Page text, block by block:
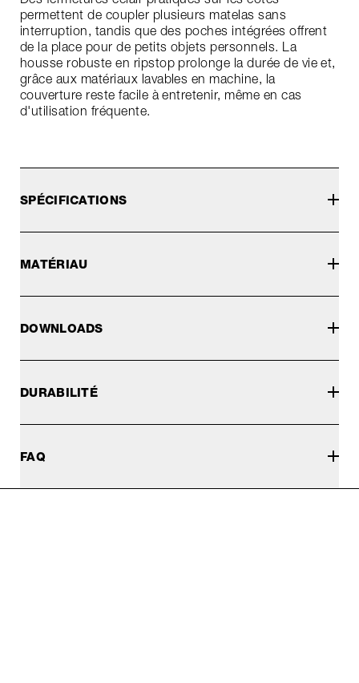
permettent de coupler plusieurs matelas sans
interruption, tandis que des poches intégrées offrent
de la place pour de petits objets personnels. La
housse robuste en ripstop prolonge la durée de vie et,
grâce aux matériaux lavables en machine, la
couverture reste facile à entretenir, même en cas
d'utilisation fréquente.
SPÉCIFICATIONS
MATÉRIAU
DOWNLOADS
DURABILITÉ
FAQ